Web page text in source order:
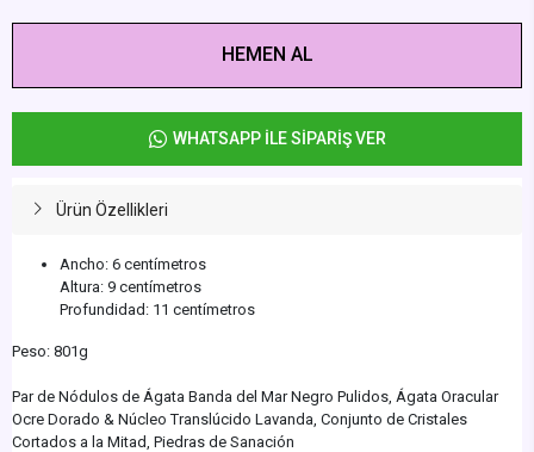
HEMEN AL
WHATSAPP İLE SİPARİŞ VER
Ürün Özellikleri
Ancho: 6 centímetros
Altura: 9 centímetros
Profundidad: 11 centímetros
Peso: 801g
Par de Nódulos de Ágata Banda del Mar Negro Pulidos, Ágata Oracular
Ocre Dorado & Núcleo Translúcido Lavanda, Conjunto de Cristales
Cortados a la Mitad, Piedras de Sanación